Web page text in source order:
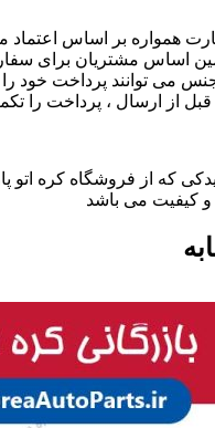
همواره بر اساس اعتماد
اساس مشتریان برای
می توانند پرداخت خود را
از ارسال ، پرداخت را
که از فروشگاه کره اتو
کیفیت می باشد